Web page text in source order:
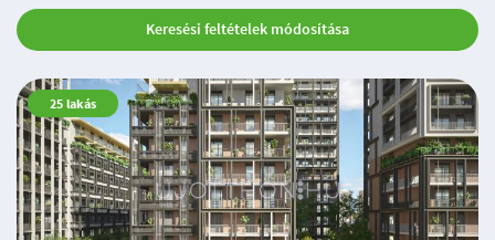
Keresési feltételek módosítása
25 lakás